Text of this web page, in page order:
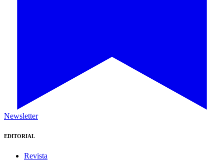
Newsletter
EDITORIAL
Revista